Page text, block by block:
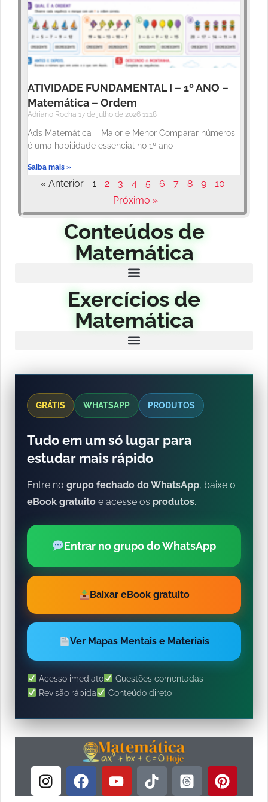
ATIVIDADE FUNDAMENTAL I – 1º ANO –
Matemática – Ordem
Adriano Rocha 17 de julho de 2026 11:18
Ads Matemática – Maior e Menor Comparar números
é uma habilidade essencial no 1º ano
Saiba mais »
« Anterior 1 2 3 4 5 6 7 8 9
10
Próximo »
Conteúdos de
Matemática
Exercícios de
Matemática
GRÁTIS WHATSAPP PRODUTOS
Tudo em um só lugar para
estudar mais rápido
Entre no grupo fechado do WhatsApp, baixe o
eBook gratuito e acesse os produtos.
Entrar no grupo do WhatsApp
Baixar eBook gratuito
Ver Mapas Mentais e Materiais
Acesso imediato
Questões comentadas
Revisão rápida
Conteúdo direto